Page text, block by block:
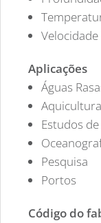
Velocidade
Aplicações
Águas
Aquicultura
Estudos
Pesquisa
Portos
Código do